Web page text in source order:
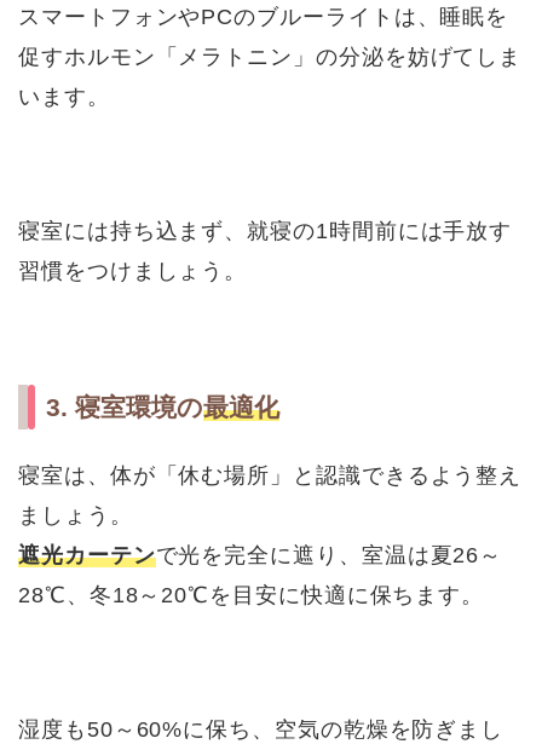
スマートフォンやPCのブルーライトは、睡眠を
促すホルモン「メラトニン」の分泌を妨げてしま
います。
寝室には持ち込まず、就寝の1時間前には手放す
習慣をつけましょう。
3. 寝室環境の最適化
寝室は、体が「休む場所」と認識できるよう整え
ましょう。
遮光カーテンで光を完全に遮り、室温は夏26～
28℃、冬18～20℃を目安に快適に保ちます。
湿度も50～60%に保ち、空気の乾燥を防ぎまし